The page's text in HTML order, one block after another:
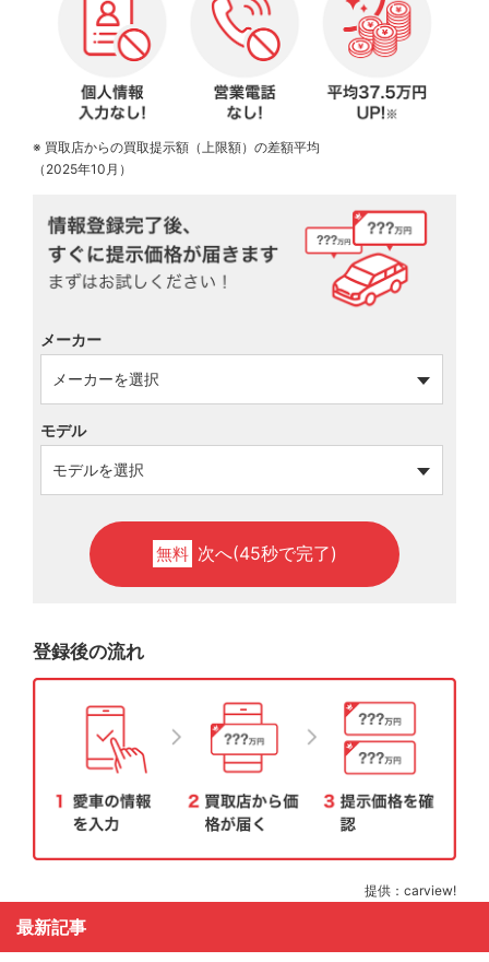
※ 買取店からの買取提示額（上限額）の差額平均
（2025年10月）
メーカー
モデル
無料 次へ(45秒で完了)
登録後の流れ
提供：carview!
最新記事